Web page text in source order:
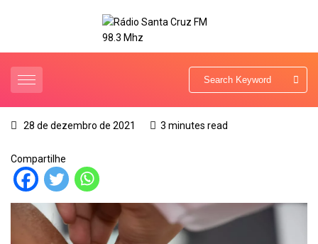
28 de dezembro de 2021 3 minutes read
Compartilhe